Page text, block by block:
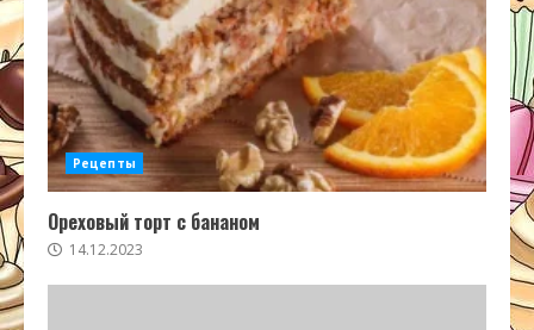
Рецепты
Ореховый торт с бананом
14.12.2023